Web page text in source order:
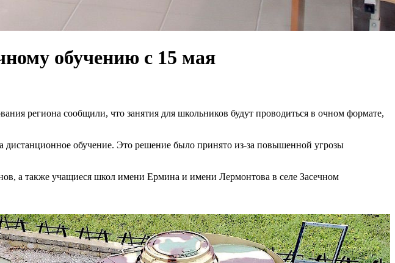
обучению с 15 мая
региона сообщили, что занятия для школьников будут проводиться в очном формате,
обучение. Это решение было принято из-за повышенной угрозы
а также учащиеся школ имени Ермина и имени Лермонтова в селе Засечном